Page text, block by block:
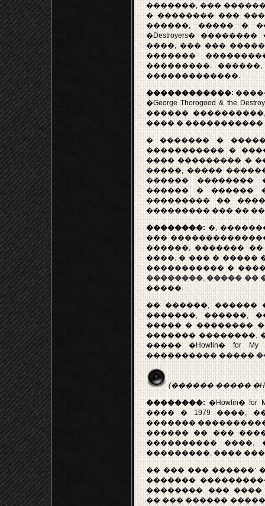
�������, ��� ������
� �������� ���
������, ����� �
�Destroyers�
����, ��� ���
�������
���������.
�������������.
������������:
�George Thorogood &
������
���� �
� ������� �
����������� �
���� ��������� �
�����, �����
������ ��������
������ � ������
��������� ��
��������� ��� ��
��������:�,
���
������, �������
����, � ��� � �����
����������� �
��������,����� ��
�����.
�� ������, ������
�������, ������,
����� � ��������
������� ��������.
����� �Howlin� for
���������� �����
(������ �����
��������:�Howlin�
���� � 1979 ����,
������� ����������
������ �� ���
����������
���������, ����
�� ��� ��� ������:
�������
��������. ���
�� ��� ������